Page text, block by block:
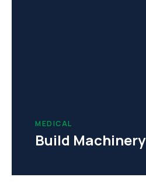
MEDICAL
Build Machinery